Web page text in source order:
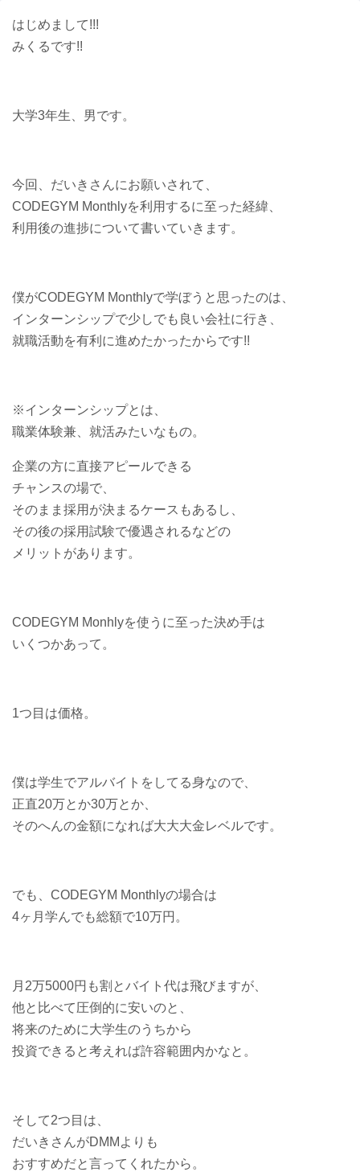
はじめまして!!!
みくるです!!
大学3年生、男です。
今回、だいきさんにお願いされて、
CODEGYM Monthlyを利用するに至った経緯、
利用後の進捗について書いていきます。
僕がCODEGYM Monthlyで学ぼうと思ったのは、
インターンシップで少しでも良い会社に行き、
就職活動を有利に進めたかったからです!!
※インターンシップとは、
職業体験兼、就活みたいなもの。
企業の方に直接アピールできる
チャンスの場で、
そのまま採用が決まるケースもあるし、
その後の採用試験で優遇されるなどの
メリットがあります。
CODEGYM Monhlyを使うに至った決め手は
いくつかあって。
1つ目は価格。
僕は学生でアルバイトをしてる身なので、
正直20万とか30万とか、
そのへんの金額になれば大大大金レベルです。
でも、CODEGYM Monthlyの場合は
4ヶ月学んでも総額で10万円。
月2万5000円も割とバイト代は飛びますが、
他と比べて圧倒的に安いのと、
将来のために大学生のうちから
投資できると考えれば許容範囲内かなと。
そして2つ目は、
だいきさんがDMMよりも
おすすめだと言ってくれたから。